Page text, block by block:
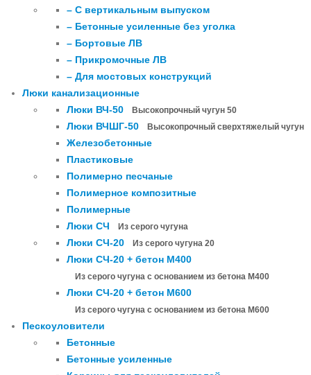
– С вертикальным выпуском
– Бетонные усиленные без уголка
– Бортовые ЛВ
– Прикромочные ЛВ
– Для мостовых конструкций
Люки канализационные
Люки ВЧ-50
Высокопрочный чугун 50
Люки ВЧШГ-50 Высокопрочный сверхтяжелый чугун
Железобетонные
Пластиковые
Полимерно песчаные
Полимерное композитные
Полимерные
Люки СЧ
Из серого чугуна
Люки СЧ-20 Из серого чугуна 20
Люки СЧ-20 + бетон М400
Из серого чугуна с основанием из бетона М400
Люки СЧ-20 + бетон М600
Из серого чугуна с основанием из бетона М600
Пескоуловители
Бетонные
Бетонные усиленные